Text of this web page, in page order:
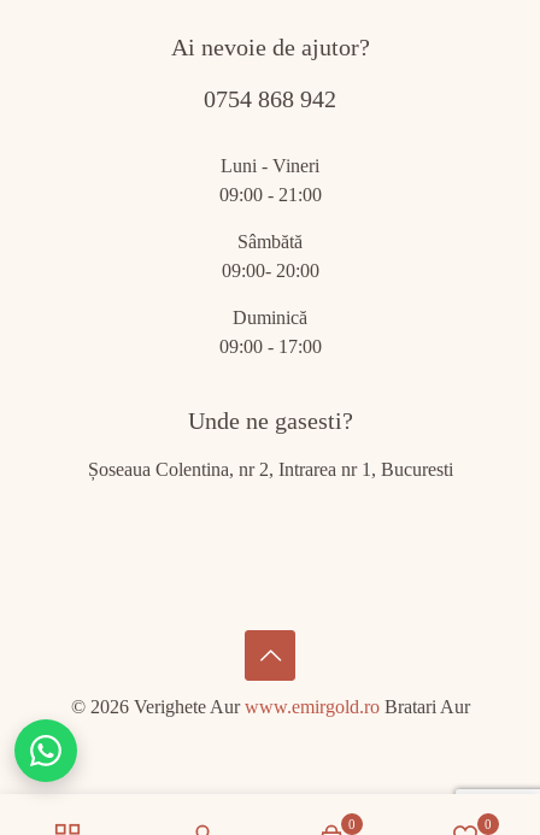
Ai nevoie de ajutor?
0754 868 942
Luni - Vineri
09:00 - 21:00
Sâmbătă
09:00- 20:00
Duminică
09:00 - 17:00
Unde ne gasesti?
Șoseaua Colentina, nr 2, Intrarea nr 1, Bucuresti
© 2026 Verighete Aurwww.emirgold.roBratari Aur
0 0
Chat
on
WhatsApp